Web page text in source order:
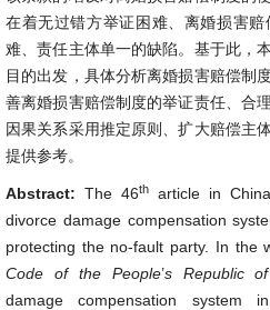
在着无过错方举证困难、离婚损害
难、责任主体单一的缺陷。基于此，
目的出发，具体分析离婚损害赔偿制
善离婚损害赔偿制度的举证责任、合
因果关系采用推定原则、扩大赔偿主
提供参考。
Abstract: The 46th
article in
divorce damage compensation
protecting the no-fault party. In the
Code of the People’s Republic
damage compensation system